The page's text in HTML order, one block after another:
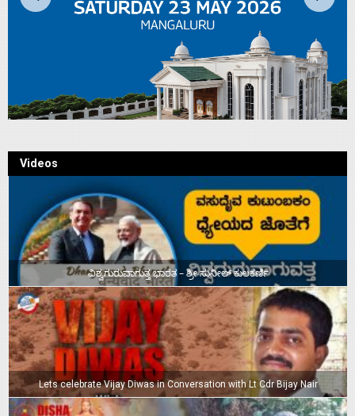
Videos
ವಿಶ್ವಗುರುವಾಗುತ್ತ ಭಾರತ – ಶ್ರೀ ಸುನೀಲ್‌ ಕುಲಕರ್ಣಿ
Lets celebrate Vijay Diwas in Conversation with Lt Cdr Bijay Nair